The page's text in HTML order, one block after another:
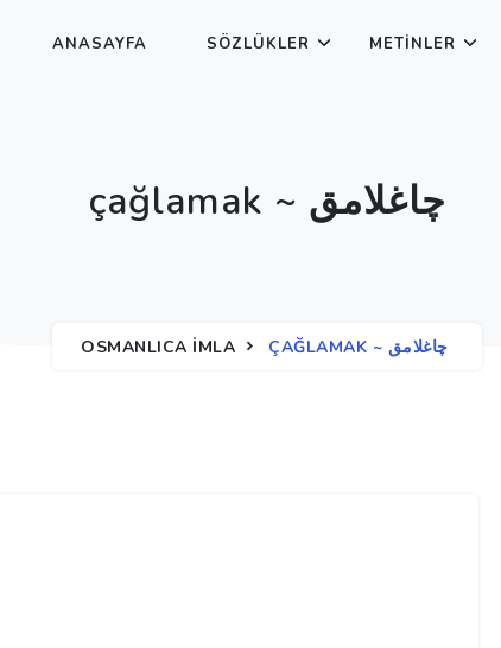
ANASAYFA SÖZLÜKLER METINLER
çağlamak ~ چاغلامق
OSMANLICA İMLA ÇAĞLAMAK ~ چاغلامق